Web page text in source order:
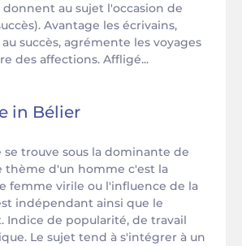
donnent au sujet l'occasion de
Avantage les écrivains,
succès, agrémente les voyages
des affections. Affligé...
in Bélier
se trouve sous la dominante de
thème d'un homme c'est la
femme virile ou l'influence de la
indépendant ainsi que le
Indice de popularité, de travail
Le sujet tend à s'intégrer à un